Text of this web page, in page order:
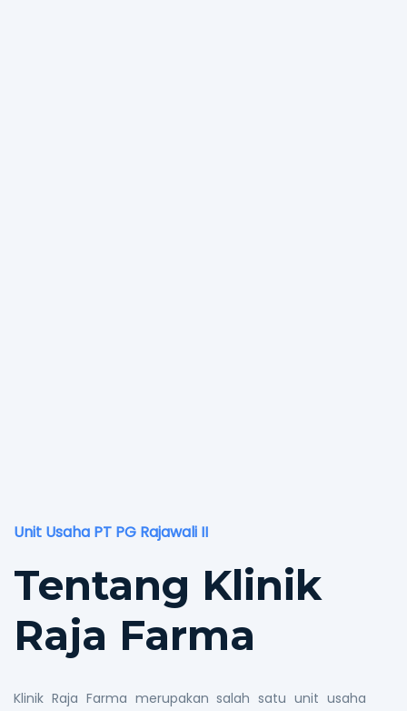
Unit Usaha PT PG Rajawali II
Tentang Klinik
Raja Farma
Klinik Raja Farma merupakan salah satu unit usaha